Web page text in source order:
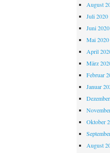
August
Juli 2020
Juni 2020
Mai 2020
April
März
Februar
Januar
Oktober
August